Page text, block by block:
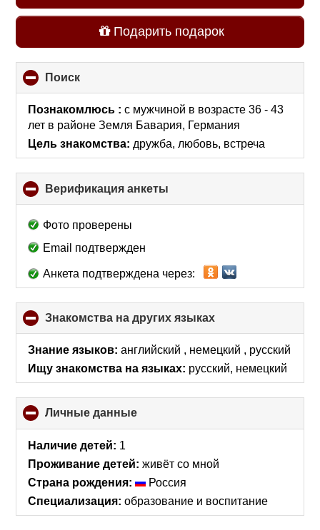
Подарить подарок
Поиск
to
collapse
contents
Познакомлюсь :с мужчиной в возрасте 36 - 43
лет в районе Земля Бавария, Германия
Цель знакомства: дружба, любовь, встреча
Верификация анкеты
to
Фото проверены
Email подтвержден
Анкета подтверждена через:
Знакомства на других языках
to
collapse
contents
Знание языков: английский , немецкий , русский
Ищу знакомства на языках: русский, немецкий
Личные данные
to
Наличие детей: 1
Проживание детей: живёт со мной
Страна рождения:
Россия
Специализация: образование и воспитание